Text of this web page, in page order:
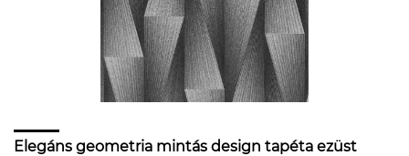
Elegáns geometria mintás design tapéta ezüst